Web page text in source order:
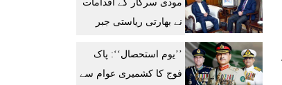
اعلان متوقع
مودی سرکار کے اقدامات
نے بھارتی ریاستی جبر
وزیراعظم
’’یوم استحصال‘‘: پاک
فوج کا کشمیری عوام سے